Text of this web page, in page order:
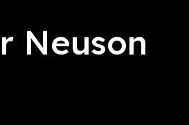
Neuson